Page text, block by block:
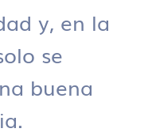
y, en la
se
buena